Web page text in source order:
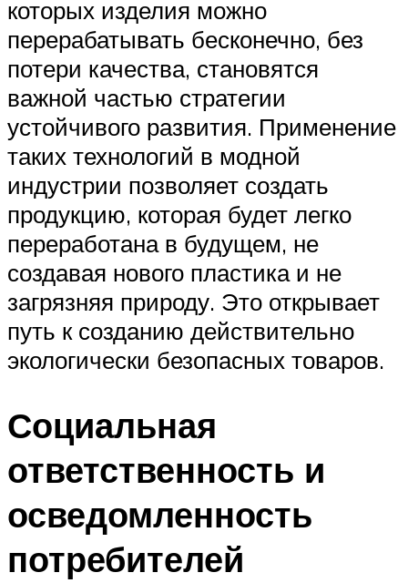
которых изделия можно
перерабатывать бесконечно, без
потери качества, становятся
важной частью стратегии
устойчивого развития. Применение
таких технологий в модной
индустрии позволяет создать
продукцию, которая будет легко
переработана в будущем, не
создавая нового пластика и не
загрязняя природу. Это открывает
путь к созданию действительно
экологически безопасных товаров.
Социальная
ответственность и
осведомленность
потребителей